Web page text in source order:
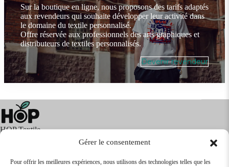
Gérer le consentement
Pour offrir les meilleures expériences, nous utilisons des technologies telles que les
Sur la boutique en ligne, nous proposons des tarifs adaptés
aux revendeurs qui souhaite développer leur activité dans
le domaine du textile personnalisé.
Offre réservée aux professionnels des arts graphiques et
distributeurs de textiles personnalisés.
Devenir revendeur
HOP Textile